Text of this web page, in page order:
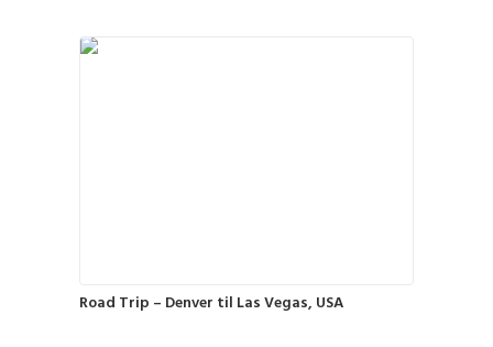
Road Trip – Denver til Las Vegas, USA